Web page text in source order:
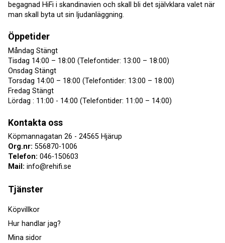
begagnad HiFi i skandinavien och skall bli det självklara valet när
man skall byta ut sin ljudanläggning.
Öppetider
Måndag Stängt
Tisdag 14:00 – 18:00 (Telefontider: 13:00 – 18:00)
Onsdag Stängt
Torsdag 14:00 – 18:00 (Telefontider: 13:00 – 18:00)
Fredag Stängt
Lördag : 11:00 - 14:00 (Telefontider: 11:00 – 14:00)
Kontakta oss
Köpmannagatan 26 - 24565 Hjärup
Org.nr: 556870-1006
Telefon: 046-150603
Mail: info@rehifi.se
Tjänster
Köpvillkor
Hur handlar jag?
Mina sidor